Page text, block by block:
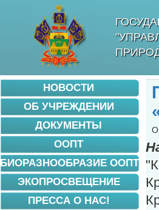
НОВОСТИ
ОБ УЧРЕЖДЕНИИ
ДОКУМЕНТЫ
ООПТ
БИОРАЗНООБРАЗИЕ ООПТ
ЭКОПРОСВЕЩЕНИЕ
ПРЕССА О НАС!